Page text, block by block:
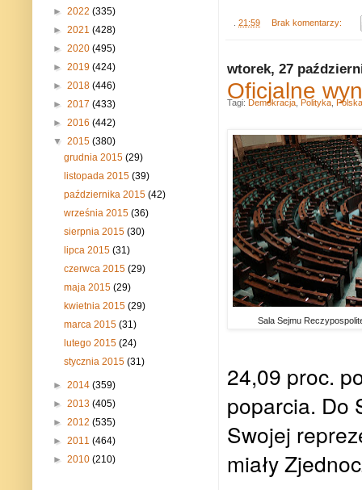
21:59 Brak komentarzy:
wtorek, 27
Oficjalne
Sala Sejmu
24,09 proc.
poparcia. Do
Swojej
miały
Tagi: Demokracja Polityka Polska
► 2022 (335)
► 2021 (428)
► 2020 (495)
► 2019 (424)
► 2018 (446)
► 2017 (433)
► 2016 (442)
▼ 2015 (380)
grudnia 2015(29)
listopada 2015(39)
października 2015(42)
września 2015(36)
sierpnia 2015(30)
lipca 2015(31)
czerwca 2015(29)
maja 2015(29)
kwietnia 2015(29)
marca 2015(31)
lutego 2015(24)
stycznia 2015(31)
► 2014 (359)
► 2013 (405)
► 2012 (535)
► 2011 (464)
► 2010 (210)